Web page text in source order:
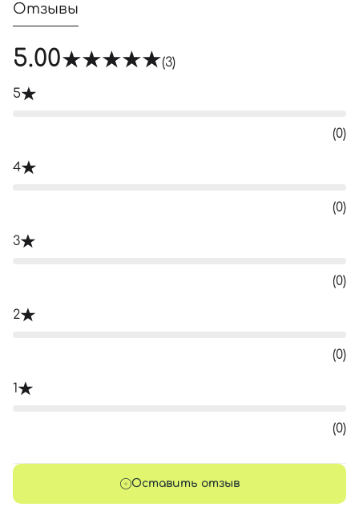
Отзывы
5.00 (3)
5
(0)
4
(0)
3
(0)
2
(0)
1
(0)
Оставить отзыв